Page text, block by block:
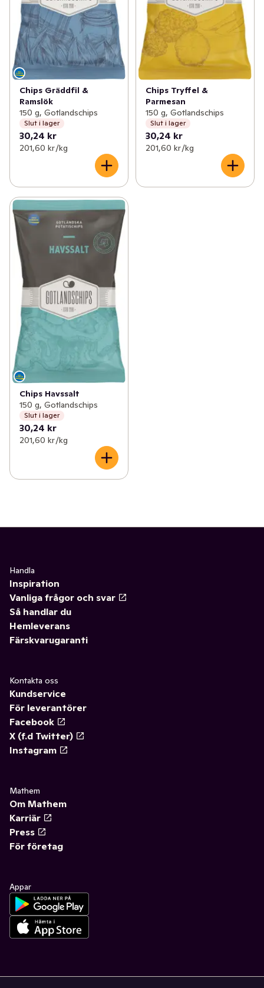
✓ Gotlandschips (5)
✓ Olof Viktors (29)
✓ REKO (5)
✓ Melins (18)
Chips Gräddfil &
Ramslök
150 g, Gotlandschips
Slut i lager
30,24 kr
201,60 kr /kg
Chips Tryffel &
Parmesan
150 g, Gotlandschips
Slut i lager
30,24 kr
201,60 kr /kg
Chips Havssalt
150 g, Gotlandschips
Slut i lager
30,24 kr
201,60 kr /kg
Handla
Inspiration
Vanliga frågor och svar
Så handlar du
Hemleverans
Färskvarugaranti
Kontakta oss
Kundservice
För leverantörer
Facebook
X (f.d Twitter)
Instagram
Mathem
Om Mathem
Karriär
Press
För företag
Appar